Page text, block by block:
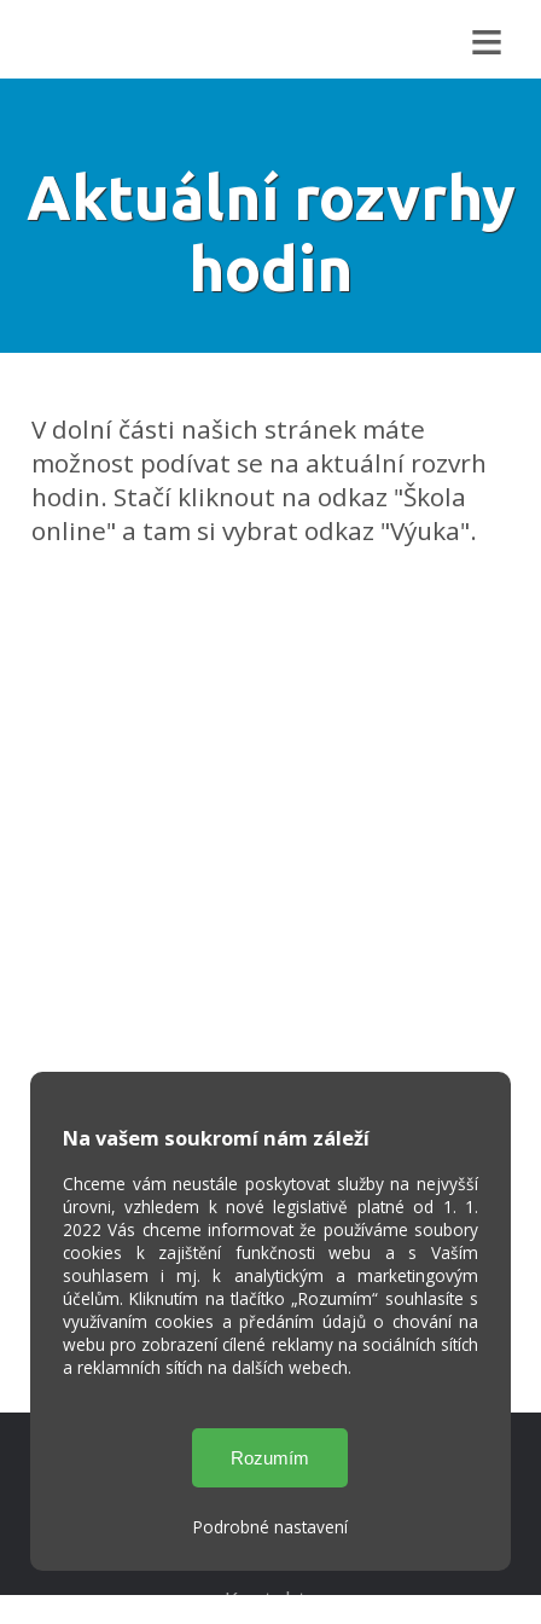
≡
Aktuální rozvrhy
hodin
V dolní části našich stránek máte
možnost podívat se na aktuální rozvrh
hodin. Stačí kliknout na odkaz "Škola
online" a tam si vybrat odkaz "Výuka".
Na vašem soukromí nám záleží
Chceme vám neustále poskytovat služby na nejvyšší
úrovni, vzhledem k nové legislativě platné od 1. 1.
2022 Vás chceme informovat že používáme soubory
cookies k zajištění funkčnosti webu a s Vaším
souhlasem i mj. k analytickým a marketingovým
účelům. Kliknutím na tlačítko „Rozumím“ souhlasíte s
využívaním cookies a předáním údajů o chování na
webu pro zobrazení cílené reklamy na sociálních sítích
a reklamních sítích na dalších webech.
Podrobné nastavení
Škola Online
Strava.cz
Kontakty